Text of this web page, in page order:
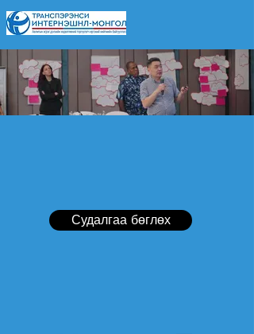
Судалгаа бөглөх